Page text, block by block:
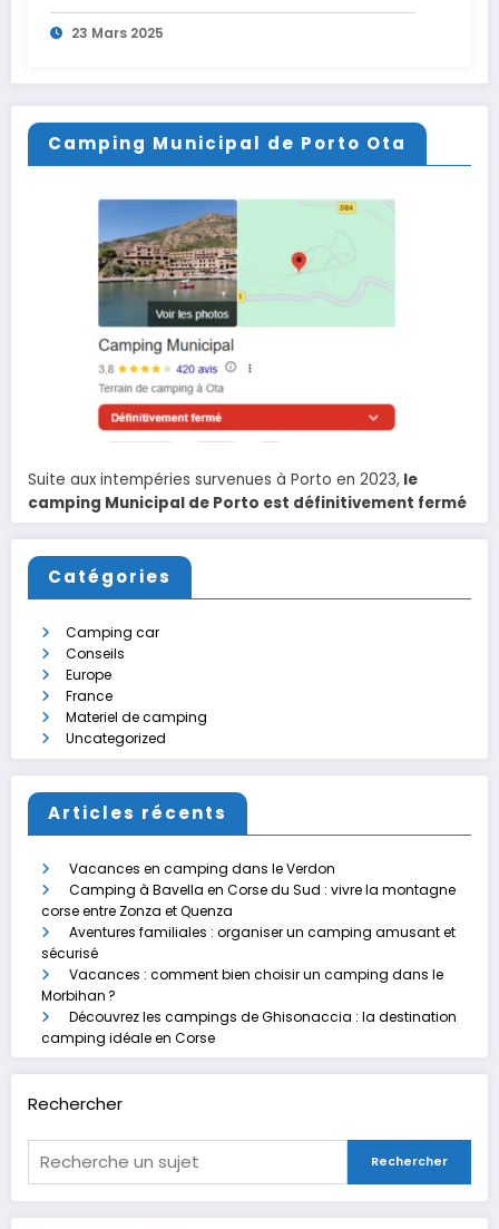
23 Mars 2025
Camping Municipal de Porto Ota
Suite aux intempéries survenues à Porto en 2023, le
camping Municipal de Porto est définitivement fermé
Catégories
Camping car
Conseils
Europe
France
Materiel de camping
Uncategorized
Articles récents
Vacances en camping dans le Verdon
Camping à Bavella en Corse du Sud : vivre la montagne
corse entre Zonza et Quenza
Aventures familiales : organiser un camping amusant et
sécurisé
Vacances : comment bien choisir un camping dans le
Morbihan ?
Découvrez les campings de Ghisonaccia : la destination
camping idéale en Corse
Rechercher
Rechercher